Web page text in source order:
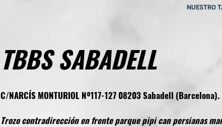
NUESTRO
TBBS SABADELL
C/NARCÍS MONTURIOL Nº117-127 08203 Sabadell (Barcelona).
Trozo contradirección en frente parque pipi can persianas